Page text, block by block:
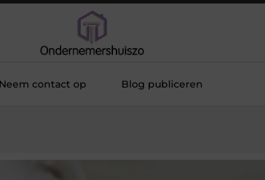
Neem contact op Blog publiceren